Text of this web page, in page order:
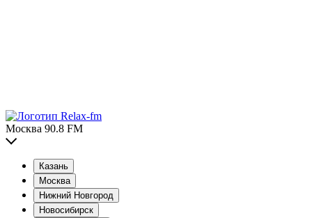
Москва 90.8 FM
Казань
Москва
Нижний Новгород
Новосибирск